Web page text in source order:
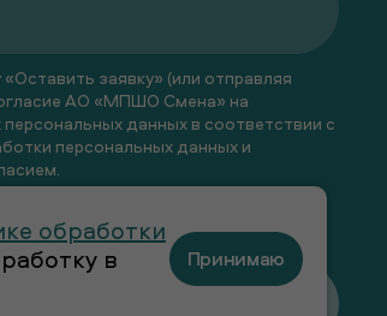
заявку» (или отправляя
АО «МПШО Смена» на
данных в соответствии с
персональных данных и
.
рассылок
обработки
в
Принимаю